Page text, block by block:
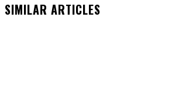
SIMILAR ARTICLES